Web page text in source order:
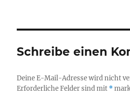
Schreibe einen
Deine E-Mail-Adresse wird nicht
Erforderliche Felder sind mit *